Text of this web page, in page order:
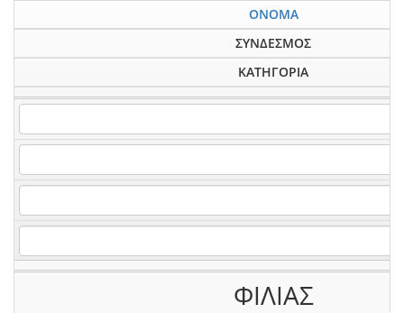
ΟΝΟΜΑ
ΣΥΝΔΕΣΜΟΣ
ΚΑΤΗΓΟΡΙΑ
ΦΙΛΙΑΣ